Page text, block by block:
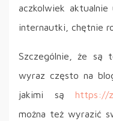
aczkolwiek
internautki, chętnie
Szczególnie, że są
wyraz często na
jakimi są https://
można też wyrazić